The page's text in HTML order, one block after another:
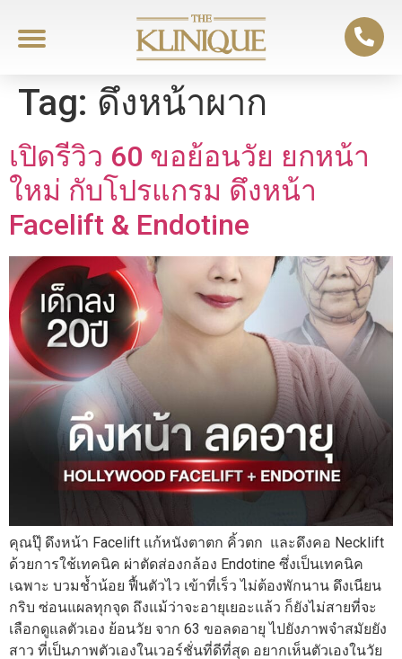
Tag: ดึงหน้าผาก
เปิดรีวิว 60 ขอย้อนวัย ยกหน้า
ใหม่ กับโปรแกรม ดึงหน้า
Facelift & Endotine
คุณปุ๊ ดึงหน้า Facelift แก้หนังตาตก คิ้วตก และดึงคอ Necklift
ด้วยการใช้เทคนิค ผ่าตัดส่องกล้อง Endotine ซึ่งเป็นเทคนิค
เฉพาะ บวมช้ำน้อย ฟื้นตัวไว เข้าที่เร็ว ไม่ต้องพักนาน ดึงเนียน
กริบ ซ่อนแผลทุกจุด ถึงแม้ว่าจะอายุเยอะแล้ว ก็ยังไม่สายที่จะ
เลือกดูแลตัวเอง ย้อนวัย จาก 63 ขอลดอายุ ไปยังภาพจำสมัยยัง
สาว ที่เป็นภาพตัวเองในเวอร์ชั่นที่ดีที่สุด อยากเห็นตัวเองในวัย